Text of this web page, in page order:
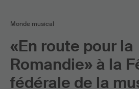
Monde musical
«En route pour la
Romandie» à la
fédérale de la